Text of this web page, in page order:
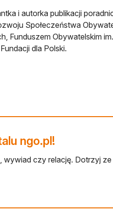
i autorka publikacji
Społeczeństwa
Funduszem Obywatelskim
dla Polski.
ngo.pl!
wywiad czy relację. Dotrzyj